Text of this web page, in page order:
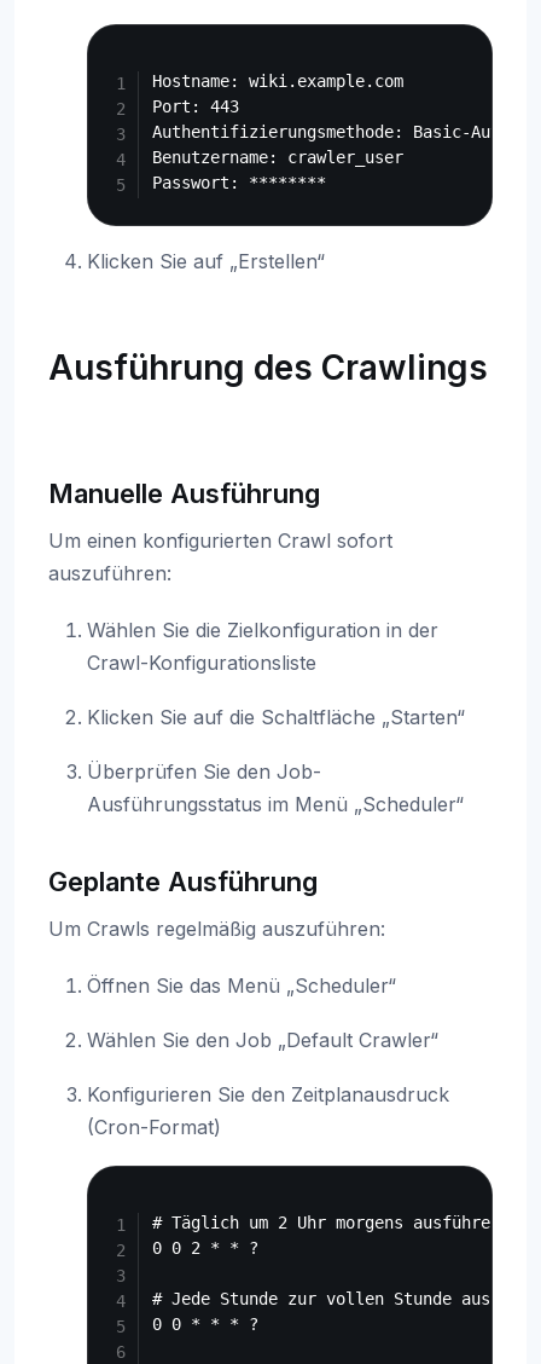
Hostname: wiki.example.com
Port: 443
Authentifizierungsmethode: Basic-
Benutzername: crawler_user
Klicken Sie auf „Erstellen“
Ausführung des Crawlings
Manuelle Ausführung
Um einen konfigurierten Crawl sofort
auszuführen:
Wählen Sie die Zielkonfiguration in der
Crawl-Konfigurationsliste
Klicken Sie auf die Schaltfläche „Starten“
Überprüfen Sie den Job-
Ausführungsstatus im Menü „Scheduler“
Geplante Ausführung
Um Crawls regelmäßig auszuführen:
Öffnen Sie das Menü „Scheduler“
Wählen Sie den Job „Default Crawler“
Konfigurieren Sie den Zeitplanausdruck
(Cron-Format)
# Täglich um 2 Uhr morgens ausführen
0 0 2 * * ?
# Jede Stunde zur vollen Stunde
0 0 * * * ?